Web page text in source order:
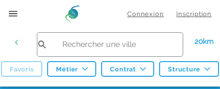
Connexion Inscription
20km
Favoris Métier Contrat Structure